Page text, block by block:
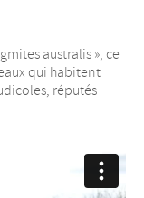
australis », ce
qui habitent
réputés